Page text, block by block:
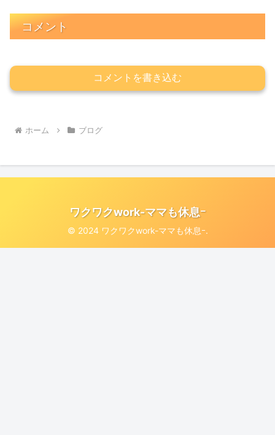
コメント
コメントを書き込む
ホーム ブログ
ワクワクwork-ママも休息ｰ
© 2024 ワクワクwork-ママも休息ｰ.